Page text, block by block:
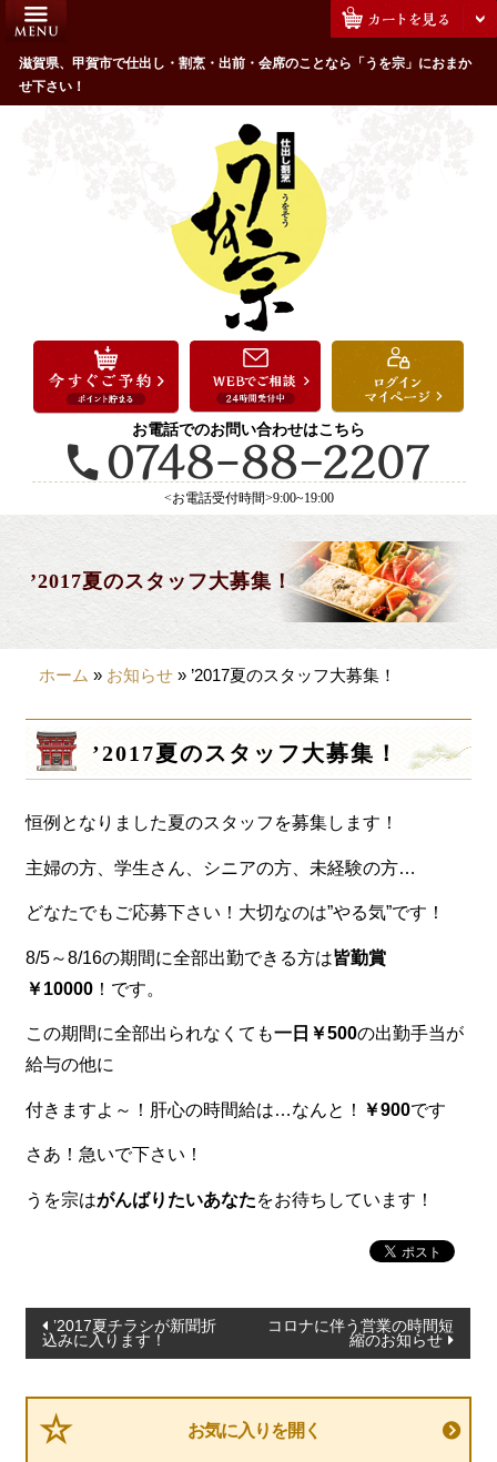
滋賀県、甲賀市で仕出し・割烹・出前・会席のことなら「うを宗」におまか
せ下さい！
お電話でのお問い合わせはこちら
<お電話受付時間>9:00~19:00
’2017夏のスタッフ大募集！
HOME
うを宗のこだわり
配達エリア・注文方法
お祝い・ハレの日
法事・法要
接待・おもてなし
会議・セミナー弁当
製薬会社様向け
観光・行楽
価格から選ぶ
~999円
1,000~1,999円
2,000~2,999円
3,000~3999円
4,000~7999円
8,000円~
食材から選ぶ
お肉メイン弁当
お魚メイン弁当
お野菜メイン弁当
旬の食材弁当
四得オードブル
高級弁当
ホーム » お知らせ » ’2017夏のスタッフ大募集！
’2017夏のスタッフ大募集！
恒例となりました夏のスタッフを募集します！
主婦の方、学生さん、シニアの方、未経験の方…
どなたでもご応募下さい！大切なのは”やる気”です！
8/5～8/16の期間に全部出勤できる方は皆勤賞
￥10000 ！です。
この期間に全部出られなくても一日￥500の出勤手当が
給与の他に
付きますよ～！肝心の時間給は…なんと！ ￥900です
さあ！急いで下さい！
うを宗はがんばりたいあなたをお待ちしています！
投
稿
ビ
ゲ
’2017夏チラシが新聞折
込みに入ります！
コロナに伴う営業の時間短
縮のお知らせ
お気に入りを開く